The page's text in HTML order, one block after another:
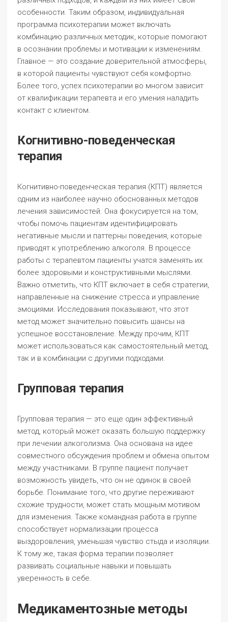
особенности. Таким образом, индивидуальная
программа психотерапии может включать
комбинацию различных методик, которые помогают
в осознании проблемы и мотивации к изменениям.
Главное — это создание доверительной атмосферы,
в которой пациенты чувствуют себя комфортно.
Более того, успех психотерапии во многом зависит
от квалификации терапевта и его умения наладить
контакт с клиентом.
Когнитивно-поведенческая
терапия
Когнитивно-поведенческая терапия (КПТ) является
одним из наиболее научно обоснованных методов
лечения зависимостей. Она фокусируется на том,
чтобы помочь пациентам идентифицировать
негативные мысли и паттерны поведения, которые
приводят к употреблению алкоголя. В процессе
работы с терапевтом пациенты учатся заменять их
более здоровыми и конструктивными мыслями.
Важно отметить, что КПТ включает в себя стратегии,
направленные на снижение стресса и управление
эмоциями. Исследования показывают, что этот
метод может значительно повысить шансы на
успешное восстановление. Между прочим, КПТ
может использоваться как самостоятельный метод,
так и в комбинации с другими подходами.
Групповая терапия
Групповая терапия — это еще один эффективный
метод, который может оказать большую поддержку
при лечении алкоголизма. Она основана на идее
совместного обсуждения проблем и обмена опытом
между участниками. В группе пациент получает
возможность увидеть, что он не одинок в своей
борьбе. Понимание того, что другие переживают
схожие трудности, может стать мощным мотивом
для изменения. Также командная работа в группе
способствует нормализации процесса
выздоровления, уменьшая чувство стыда и изоляции.
К тому же, такая форма терапии позволяет
развивать социальные навыки и повышать
уверенность в себе.
Медикаментозные методы